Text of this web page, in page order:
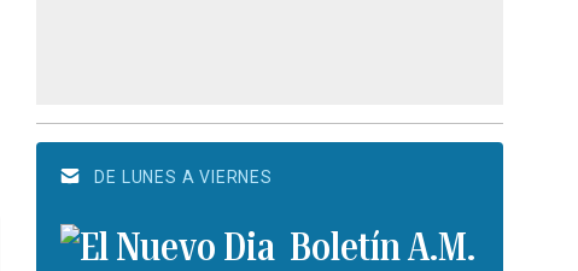
DE LUNES A VIERNES
Boletín A.M.